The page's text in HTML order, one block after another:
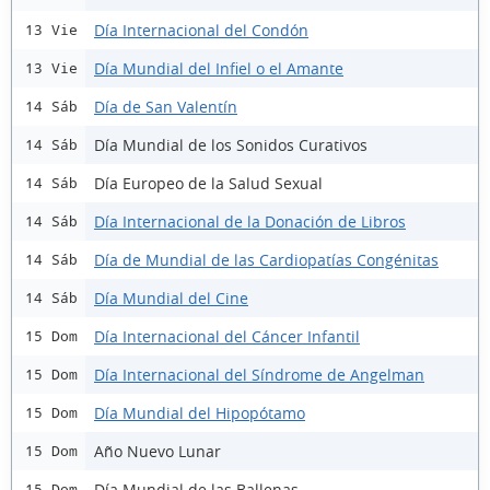
13 Vie Día Internacional del Condón
13 Vie Día Mundial del Infiel o el Amante
14 Sáb Día de San Valentín
14 Sáb Día Mundial de los Sonidos Curativos
14 Sáb Día Europeo de la Salud Sexual
14 Sáb Día Internacional de la Donación de Libros
14 Sáb Día de Mundial de las Cardiopatías Congénitas
14 Sáb Día Mundial del Cine
15 Dom Día Internacional del Cáncer Infantil
15 Dom Día Internacional del Síndrome de Angelman
15 Dom Día Mundial del Hipopótamo
15 Dom Año Nuevo Lunar